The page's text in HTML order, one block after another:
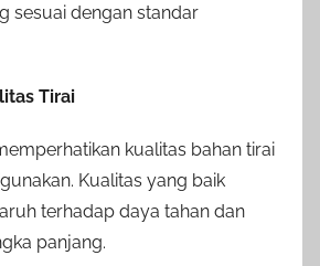
sesuai dengan standar
Tirai
kualitas bahan tirai
Kualitas yang baik
terhadap daya tahan dan
panjang.